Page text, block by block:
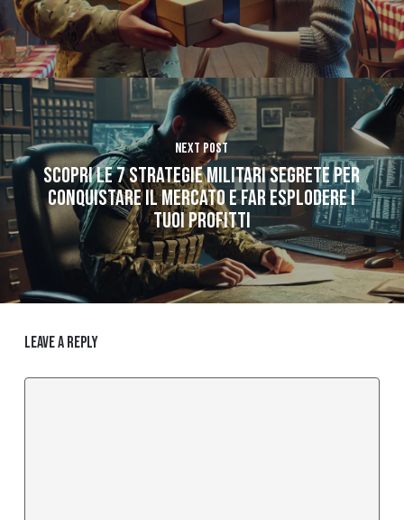
Next Post
Scopri le 7 Strategie Militari Segrete per
Conquistare il Mercato e Far Esplodere i
Tuoi Profitti
Leave a Reply